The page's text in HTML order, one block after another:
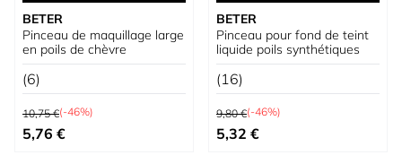
BETER
Pinceau de maquillage large
en poils de chèvre
(6)
Prix normal
10,75 €(-46%)
Prix spécial
5,76 €
BETER
Pinceau pour fond de teint
liquide poils synthétiques
(16)
Prix normal
9,80 €(-46%)
Prix spécial
5,32 €